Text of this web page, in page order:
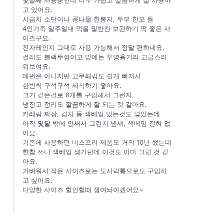
고 있어요.
시금치 소단이나 콩나물 한봉지, 두부 한모 등
4인가족 일주일내 먹을 밑반찬 보관하기 딱 좋은 사
이즈구요.
전자레인지 그대로 사용 가능해서 정말 편하네요.
컬러도 블랙뚜껑이고 밑에는 투명용기라 고급스러
워보여요.
매번은 아니지만 고무패킹도 쉽게 빠져서
한번씩 구석구석 세척하기 좋아요.
크기 같은걸로 8개를 구입해서 그런지
냉장고 정리도 깔끔하게 잘 되는 것 같아요.
카레랑 짜장, 김치 등 색베임 있는것도 넣었는데
아직 몇달 밖에 안써서 그런지 냄새, 색베임 전혀 없
어요.
기존에 사용하던 비스프리 제품도 거의 10년 썼는데
한참 쓰니 색베임 생기던데 이것도 아마 그럴 것 같
아요.
가벼워서 작은 사이즈로는 도시락통으로도 구입하
고 싶어요.
다양한 사이즈 할인할때 쟁여놔야겠어요~